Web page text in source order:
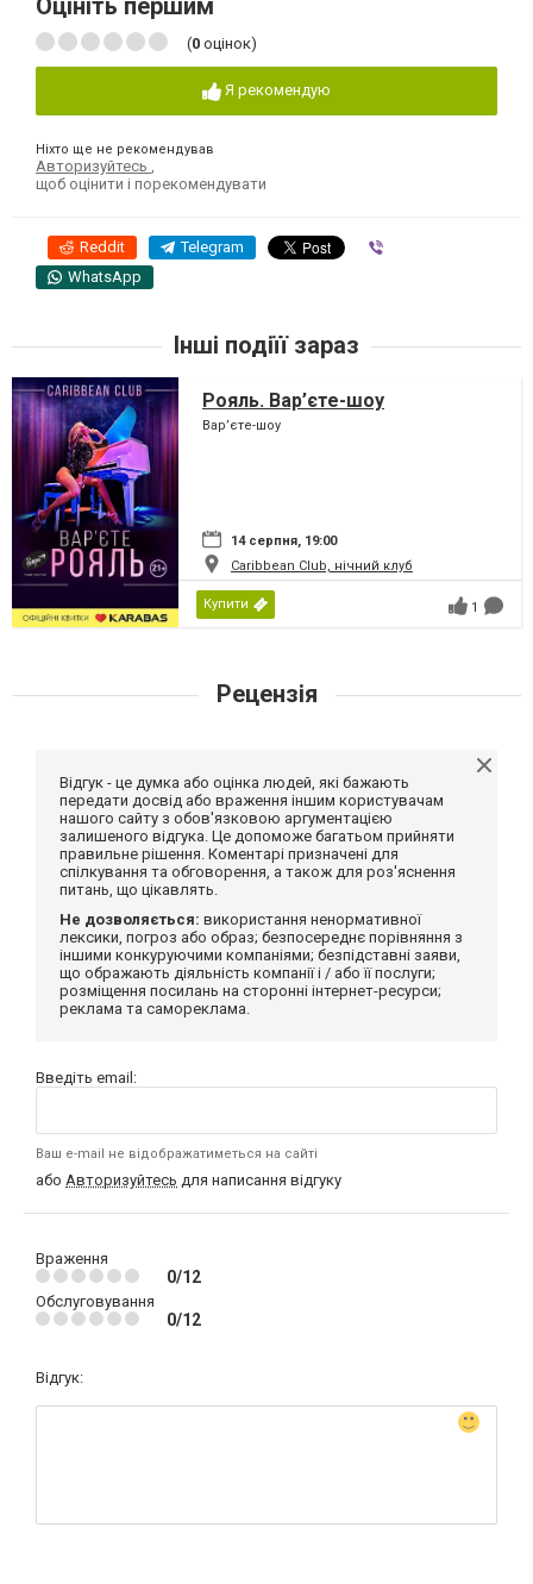
Оцініть першим
(0 оцінок)
Я рекомендую
Ніхто ще не рекомендував
Авторизуйтесь
щоб оцінити і порекомендувати
Reddit Telegram
WhatsApp
Інші подіїї зараз
Рояль. Вар’єте-шоу
Вар’єте-шоу
14 серпня, 19:00
Caribbean Club, нічний клуб
Купити 1
Рецензія
Відгук - це думка або оцінка людей, які бажають
передати досвід або враження іншим користувачам
нашого сайту з обов'язковою аргументацією
залишеного відгука. Це допоможе багатьом прийняти
правильне рішення. Коментарі призначені для
спілкування та обговорення, а також для роз'яснення
питань, що цікавлять.
Не дозволяється: використання ненормативної
лексики, погроз або образ; безпосереднє порівняння з
іншими конкуруючими компаніями; безпідставні заяви,
що ображають діяльність компанії і / або її послуги;
розміщення посилань на сторонні інтернет-ресурси;
реклама та самореклама.
Введіть email:
Ваш e-mail не відображатиметься на сайті
або Авторизуйтесь для написання відгуку
Враження
0/12
Обслуговування
0/12
Відгук: